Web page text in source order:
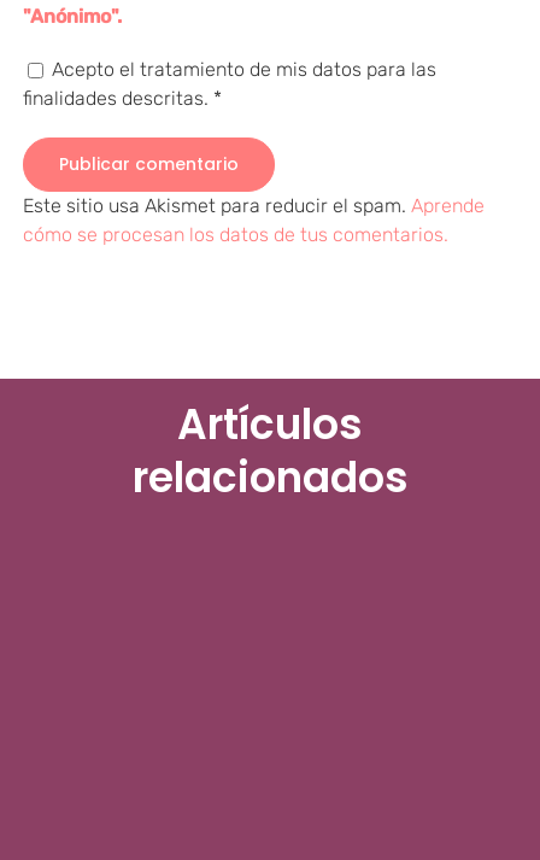
"Anónimo".
Acepto el tratamiento de mis datos para las
finalidades descritas. *
Este sitio usa Akismet para reducir el spam. Aprende
cómo se procesan los datos de tus comentarios.
Artículos
relacionados